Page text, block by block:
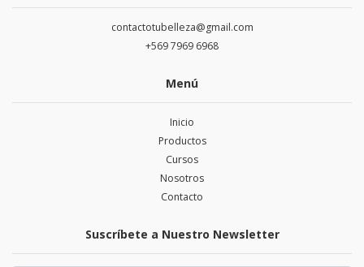
contactotubelleza@gmail.com
+569 7969 6968
Menú
Inicio
Productos
Cursos
Nosotros
Contacto
Suscríbete a Nuestro Newsletter